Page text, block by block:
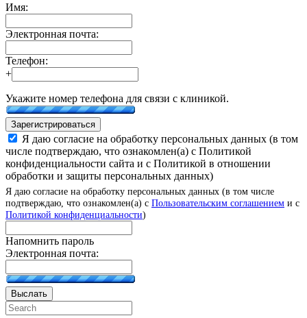
Имя:
Электронная почта:
Телефон:
+
Укажите номер телефона для связи с клиникой.
Зарегистрироваться
Я даю согласие на обработку персональных данных (в том
числе подтверждаю, что ознакомлен(а) с Политикой
конфиденциальности сайта и с Политикой в отношении
обработки и защиты персональных данных)
Я даю согласие на обработку персональных данных (в том числе
подтверждаю, что ознакомлен(а) с Пользовательским соглашением и с
Политикой конфиденциальности)
Напомнить пароль
Электронная почта:
Выслать